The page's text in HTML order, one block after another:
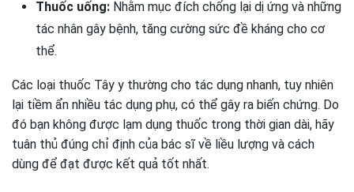
Thuốc uống: Nhằm mục đích chống lại dị ứng và những
tác nhân gây bệnh, tăng cường sức đề kháng cho cơ
thể.
Các loại thuốc Tây y thường cho tác dụng nhanh, tuy nhiên
lại tiềm ẩn nhiều tác dụng phụ, có thể gây ra biến chứng. Do
đó bạn không được lạm dụng thuốc trong thời gian dài, hãy
tuân thủ đúng chỉ định của bác sĩ về liều lượng và cách
dùng để đạt được kết quả tốt nhất.